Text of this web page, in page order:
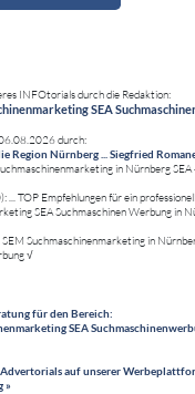
INFOtorials durch die Redaktion:
SEA
durch:
Region Nürnberg ... Siegfried
in Nürnberg SEA
... TOP Empfehlungen für ein
SEA Suchmaschinen Werbung in
Suchmaschinenmarketing in
√
für den Bereich:
SEA
Advertorials auf unserer
»